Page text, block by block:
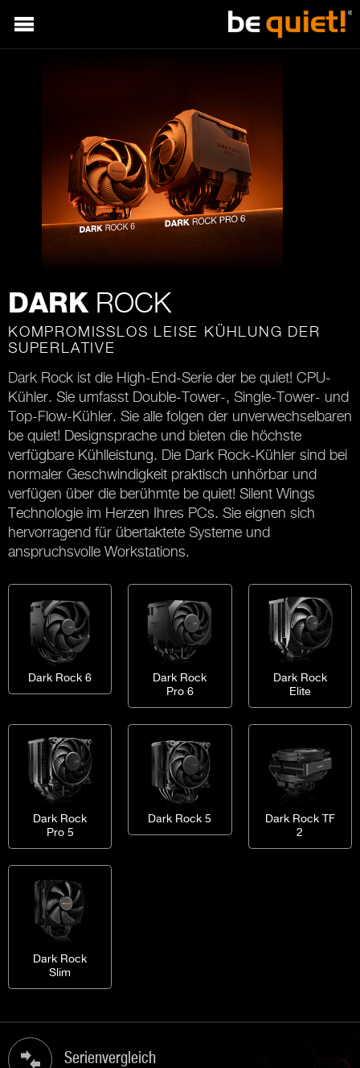
DARK ROCK
KOMPROMISSLOS LEISE KÜHLUNG DER
SUPERLATIVE
Dark Rock ist die High-End-Serie der be quiet! CPU-
Kühler. Sie umfasst Double-Tower-, Single-Tower- und
Top-Flow-Kühler. Sie alle folgen der unverwechselbaren
be quiet! Designsprache und bieten die höchste
verfügbare Kühlleistung. Die Dark Rock-Kühler sind bei
normaler Geschwindigkeit praktisch unhörbar und
verfügen über die berühmte be quiet! Silent Wings
Technologie im Herzen Ihres PCs. Sie eignen sich
hervorragend für übertaktete Systeme und
anspruchsvolle Workstations.
Dark Rock 6
Dark Rock
Pro 6
Dark Rock
Elite
Dark Rock
Pro 5
Dark Rock 5
Dark Rock TF
2
Dark Rock
Slim
Serienvergleich